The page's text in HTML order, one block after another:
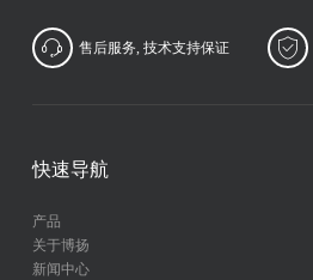
售后服务, 技术支持保证
快速导航
产品
关于博扬
新闻中心